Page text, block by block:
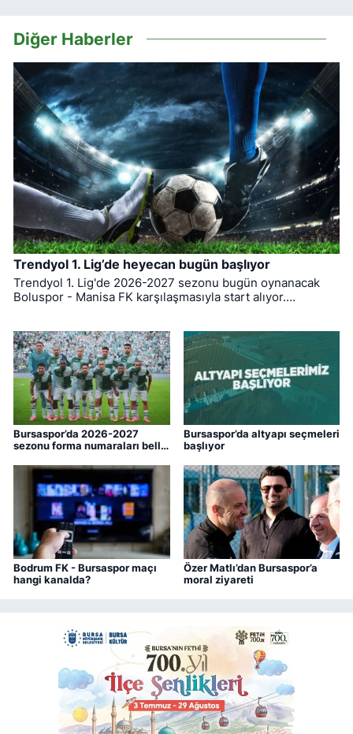
Diğer Haberler
Trendyol 1. Lig’de heyecan bugün başlıyor
Trendyol 1. Lig'de 2026-2027 sezonu bugün oynanacak
Boluspor - Manisa FK karşılaşmasıyla start alıyor.
Bursaspor’da 2026-2027
sezonu forma numaraları belli
Bursaspor’da altyapı seçmeleri
başlıyor
Bodrum FK - Bursaspor maçı
hangi kanalda?
Özer Matlı’dan Bursaspor’a
moral ziyareti